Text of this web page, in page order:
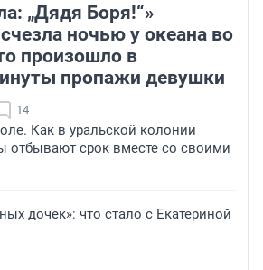
„Дядя Боря!“»
ночью у океана во
произошло в
пропажи девушки
14
Как в уральской колонии
срок вместе со своими
дочек»: что стало с Екатериной